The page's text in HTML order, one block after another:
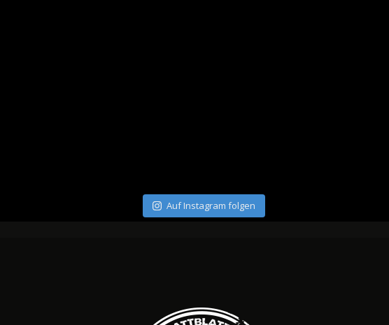
Auf Instagram folgen